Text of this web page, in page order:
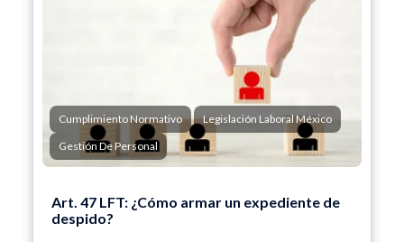
Cumplimiento Normativo
Legislación Laboral México
Gestión De Personal
Art. 47 LFT: ¿Cómo armar un expediente de
despido?